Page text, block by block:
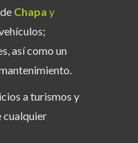
Chapa y
así como un
a turismos y
cualquier